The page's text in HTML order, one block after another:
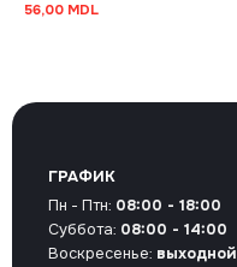
56,00 MDL
ГРАФИК
Пн - Птн: 08:00 - 18:00
Суббота: 08:00 - 14:00
Воскресенье: выходной